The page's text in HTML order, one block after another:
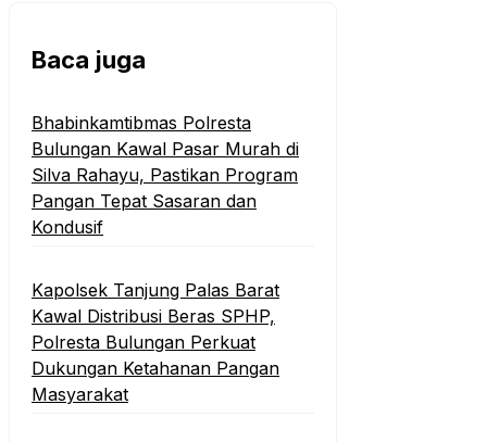
Baca juga
Bhabinkamtibmas Polresta
Bulungan Kawal Pasar Murah di
Silva Rahayu, Pastikan Program
Pangan Tepat Sasaran dan
Kondusif
Kapolsek Tanjung Palas Barat
Kawal Distribusi Beras SPHP,
Polresta Bulungan Perkuat
Dukungan Ketahanan Pangan
Masyarakat